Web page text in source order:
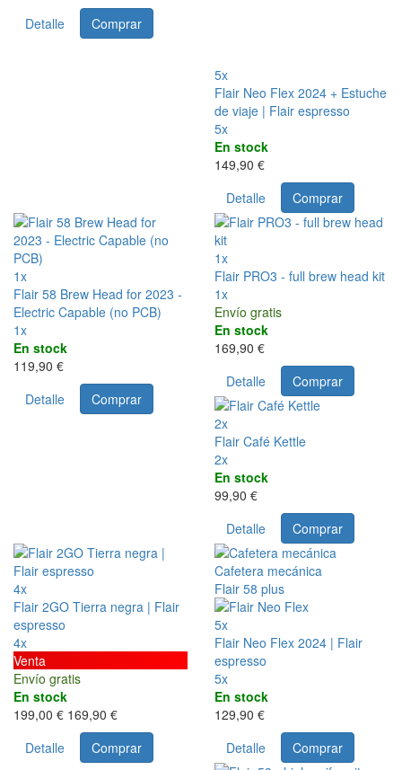
Detalle
Comprar
5x
Flair Neo Flex 2024 + Estuche
de viaje | Flair espresso
5x
En stock
149,90 €
Detalle
Comprar
1x
Flair 58 Brew Head for 2023 -
Electric Capable (no PCB)
1x
En stock
119,90 €
Detalle
Comprar
1x
Flair PRO3 - full brew head kit
1x
Envío gratis
En stock
169,90 €
Detalle
Comprar
2x
Flair Café Kettle
2x
En stock
99,90 €
Detalle
Comprar
4x
Flair 2GO Tierra negra | Flair
espresso
4x
Venta
Envío gratis
En stock
199,00 € 169,90 €
Detalle
Comprar
Cafetera mecánica
Flair 58 plus
5x
Flair Neo Flex 2024 | Flair
espresso
5x
En stock
129,90 €
Detalle
Comprar